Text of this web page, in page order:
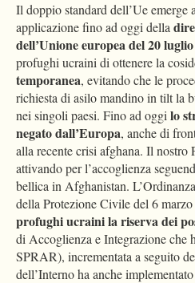
Il doppio standard dell’Ue emerge
applicazione fino ad oggi della
dell’Unione europea del 20
profughi ucraini di ottenere la
temporanea, evitando che le
richiesta di asilo mandino in tilt la
nei singoli paesi. Fino ad oggilo
negato dall’Europa, anche di
alla recente crisi afghana. Il nostro
attivando per l’accoglienza
bellica in Afghanistan.
della Protezione Civile del 6
profughi ucraini la riserva dei
di Accoglienza e Integrazione che
SPRAR), incrementata a seguito
dell’Interno ha anche